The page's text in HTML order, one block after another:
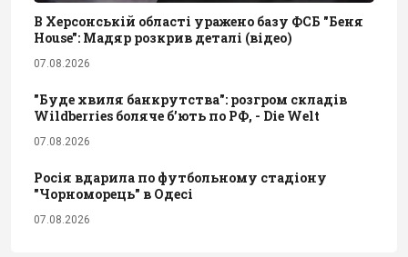
В Херсонській області уражено базу ФСБ "Беня
House": Мадяр розкрив деталі (відео)
07.08.2026
"Буде хвиля банкрутства": розгром складів
Wildberries боляче бʼють по РФ, - Die Welt
07.08.2026
Росія вдарила по футбольному стадіону
"Чорноморець" в Одесі
07.08.2026